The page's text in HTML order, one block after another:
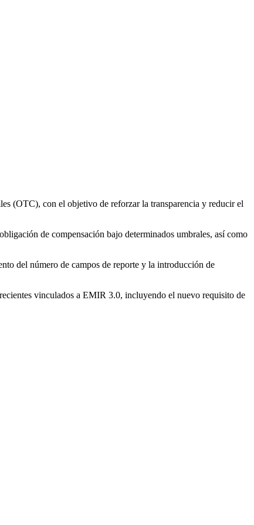
(OTC), con el objetivo de reforzar la transparencia y reducir el
de compensación bajo determinados umbrales, así como
del número de campos de reporte y la introducción de
vinculados a EMIR 3.0, incluyendo el nuevo requisito de